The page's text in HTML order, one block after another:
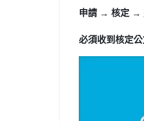
申請 → 核定 →
必須收到核定